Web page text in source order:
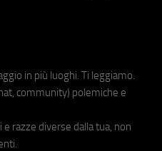
in più luoghi. Ti leggiamo.
community) polemiche e
razze diverse dalla tua, non